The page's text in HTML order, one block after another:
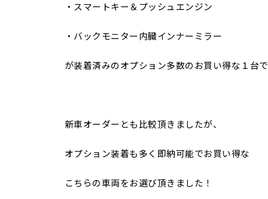
・スマートキー＆プッシュエンジン
・バックモニター内臓インナーミラー
が装着済みのオプション多数のお買い得な１台
新車オーダーとも比較頂きましたが、
オプション装着も多く即納可能でお買い得な
こちらの車両をお選び頂きました！